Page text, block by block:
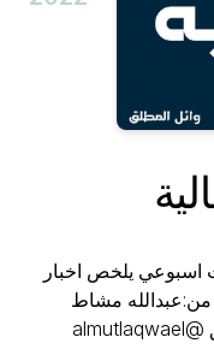
اسبوعي يلخص اخبار
من:عبدالله مشاط